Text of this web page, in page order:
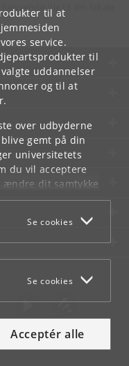
til at
service.
til
uddannelser
og til at
over udbyderne
gemt på din
universitetets
du vil acceptere
ændre dit samtykke
du finder i
Se cookies
Se cookies
Acceptér alle
dig til din lokale